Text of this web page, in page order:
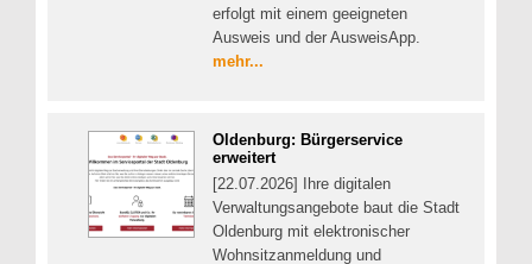
erfolgt mit einem geeigneten
Ausweis und der AusweisApp.
mehr...
Oldenburg: Bürgerservice
erweitert
[22.07.2026] Ihre digitalen
Verwaltungsangebote baut die Stadt
Oldenburg mit elektronischer
Wohnsitzanmeldung und